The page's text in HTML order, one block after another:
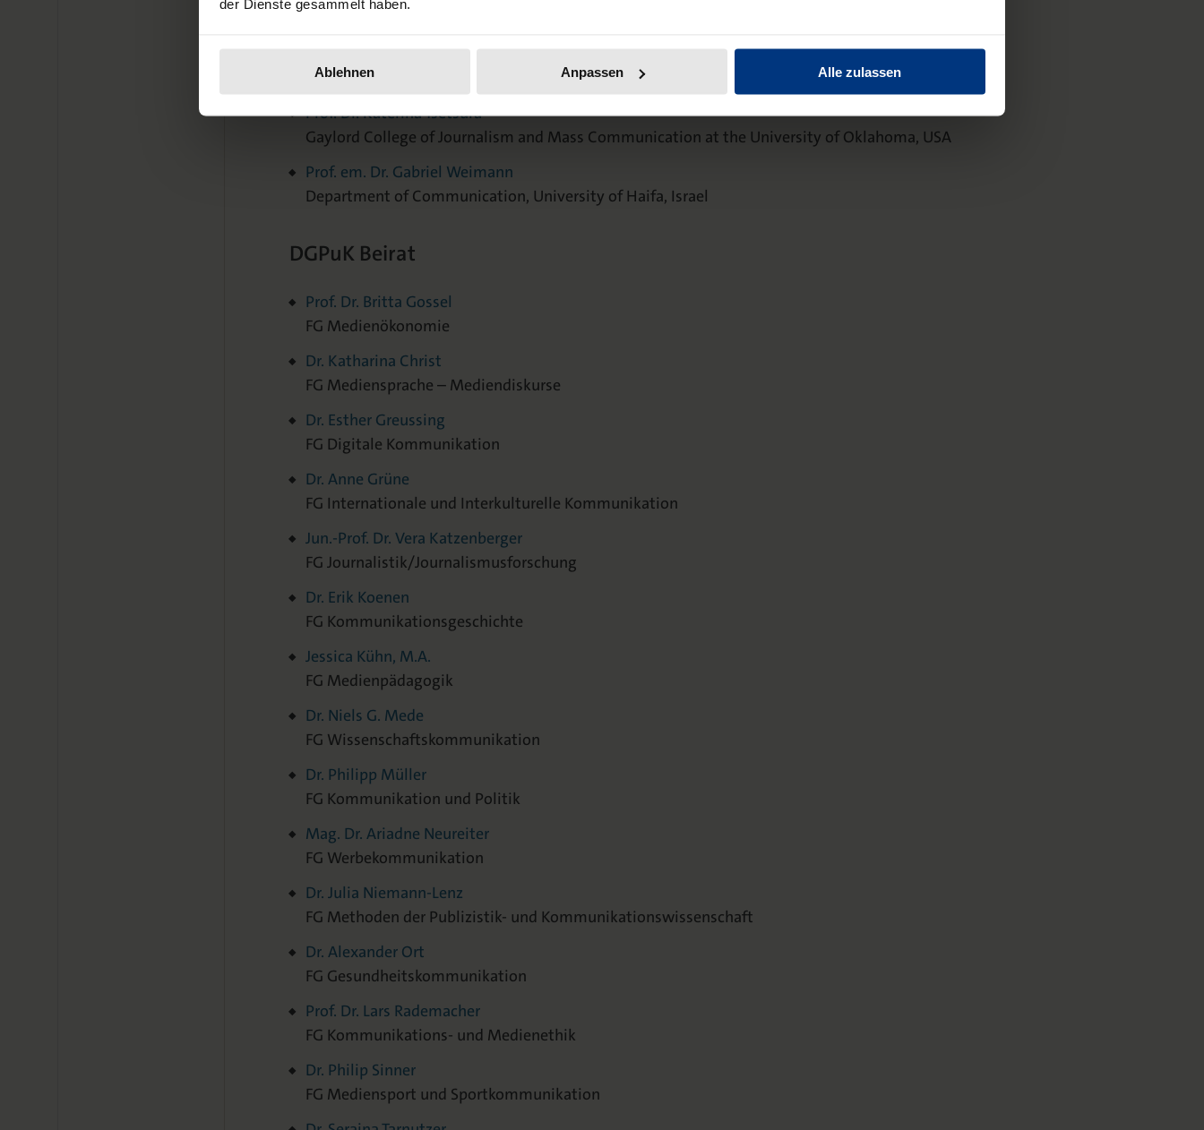
der Dienste gesammelt haben.
Ablehnen Anpassen Alle zulassen
Prof. Dr. em. David Tewksbury
Department of Communication, University of Illinois at Urabana-Champaign, USA
Prof. Dr. Katerina Tsetsura
Gaylord College of Journalism and Mass Communication at the University of Oklahoma, USA
Prof. em. Dr. Gabriel Weimann
Department of Communication, University of Haifa, Israel
DGPuK Beirat
Prof. Dr. Britta Gossel
FG Medienökonomie
Dr. Katharina Christ
FG Mediensprache – Mediendiskurse
Dr. Esther Greussing
FG Digitale Kommunikation
Dr. Anne Grüne
FG Internationale und Interkulturelle Kommunikation
Jun.-Prof. Dr. Vera Katzenberger
FG Journalistik/Journalismusforschung
Dr. Erik Koenen
FG Kommunikationsgeschichte
Jessica Kühn, M.A.
FG Medienpädagogik
Dr. Niels G. Mede
FG Wissenschaftskommunikation
Dr. Philipp Müller
FG Kommunikation und Politik
Mag. Dr. Ariadne Neureiter
FG Werbekommunikation
Dr. Julia Niemann-Lenz
FG Methoden der Publizistik- und Kommunikationswissenschaft
Dr. Alexander Ort
FG Gesundheitskommunikation
Prof. Dr. Lars Rademacher
FG Kommunikations- und Medienethik
Dr. Philip Sinner
FG Mediensport und Sportkommunikation